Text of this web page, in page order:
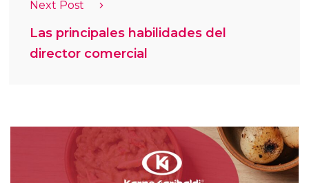
Next Post
Las principales habilidades del
director comercial